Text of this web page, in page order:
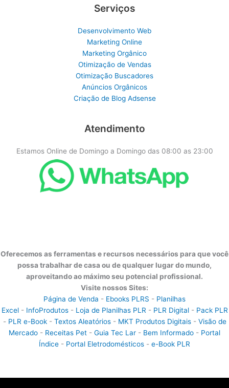
Serviços
Desenvolvimento Web
Marketing Online
Marketing Orgânico
Otimização de Vendas
Otimização Buscadores
Anúncios Orgânicos
Criação de Blog Adsense
Atendimento
Estamos Online de Domingo a Domingo das 08:00 as 23:00
Oferecemos as ferramentas e recursos necessários para que você
possa trabalhar de casa ou de qualquer lugar do mundo,
aproveitando ao máximo seu potencial profissional.
Visite nossos Sites:
Página de Venda - Ebooks PLRS - Planilhas
Excel- InfoProdutos- Loja de Planilhas PLR - PLR Digital- Pack PLR
- PLR e-Book- Textos Aleatórios- MKT Produtos Digitais- Visão de
Mercado - Receitas Pet - Guia Tec Lar - Bem Informado - Portal
Índice - Portal Eletrodomésticos - e-Book PLR